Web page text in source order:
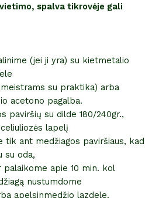
spalva tikrovėje gali
(jei ji yra) su kietmetalio
su praktika) arba
acetono pagalba.
paviršių su dilde 180/240gr.,
lapelį
tik ant medžiagos paviršiaus, kad
su oda,
palaikome apie 10 min. kol
nustumdome
apelsinmedžio lazdele.